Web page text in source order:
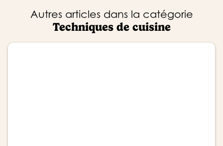
Autres articles dans la catégorie
Techniques de cuisine